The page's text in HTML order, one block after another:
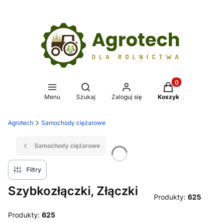
Menu
Otwórz wyszukiwarkę
Szukaj Zaloguj się
Produkty w
Koszyk
Agrotech Samochody ciężarowe
Samochody ciężarowe
Filtry
Szybkozłączki, Złączki Produkty: 625
Produkty: 625